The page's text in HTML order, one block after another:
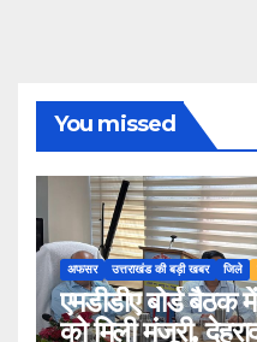
You missed
अफसर उत्तराखंड की बड़ी खबर जिले
एमडीडीए बोर्ड बैठक
को मिली मंजूरी,